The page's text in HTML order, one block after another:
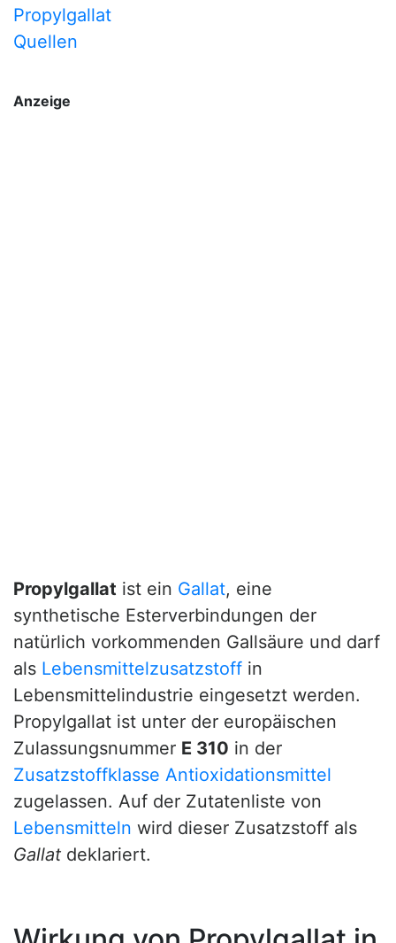
Propylgallat
Quellen
Anzeige
Propylgallat ist ein Gallat, eine
synthetische Esterverbindungen der
natürlich vorkommenden Gallsäure und darf
als Lebensmittelzusatzstoff in
Lebensmittelindustrie eingesetzt werden.
Propylgallat ist unter der europäischen
Zulassungsnummer E 310 in der
Zusatzstoffklasse Antioxidationsmittel
zugelassen. Auf der Zutatenliste von
Lebensmitteln wird dieser Zusatzstoff als
Gallat deklariert.